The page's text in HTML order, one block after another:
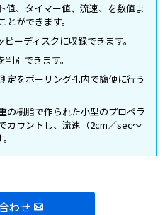
値、タイマー値、流速、を数値ま
ができます。
ーディスクに収録できます。
別できます。
定をボーリング孔内で簡便に行う
の樹脂で作られた小型のプロペラ
カウントし、流速（2cm／sec～
わせ